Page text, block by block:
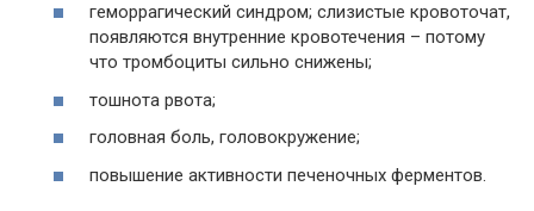
геморрагический синдром; слизистые кровоточат,
появляются внутренние кровотечения – потому
что тромбоциты сильно снижены;
тошнота рвота;
головная боль, головокружение;
повышение активности печеночных ферментов.